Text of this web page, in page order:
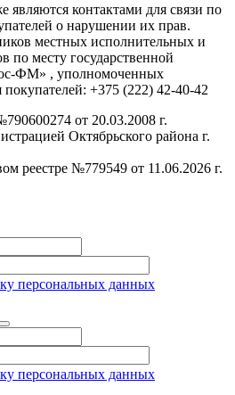
являются контактами для связи по
о нарушении их прав.
местных исполнительных и
по месту государственной
ФМ» , уполномоченных
+375 (222) 42-40-42
от 20.03.2008 г.
Октябрьского района г.
реестре №779549 от 11.06.2026 г.
персональных данных
персональных данных